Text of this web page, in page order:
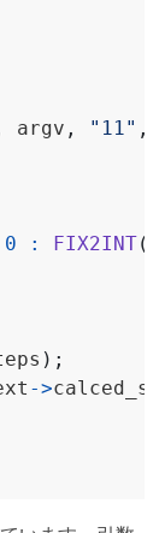
argv , "11" ,
0 : FIX2INT(
);
->